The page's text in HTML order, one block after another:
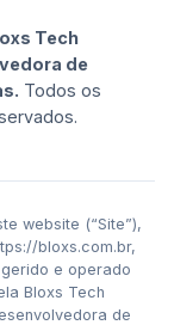
Tech
de
Todos os
website (“Site”),
bloxs.com.br,
e operado
Bloxs Tech
de